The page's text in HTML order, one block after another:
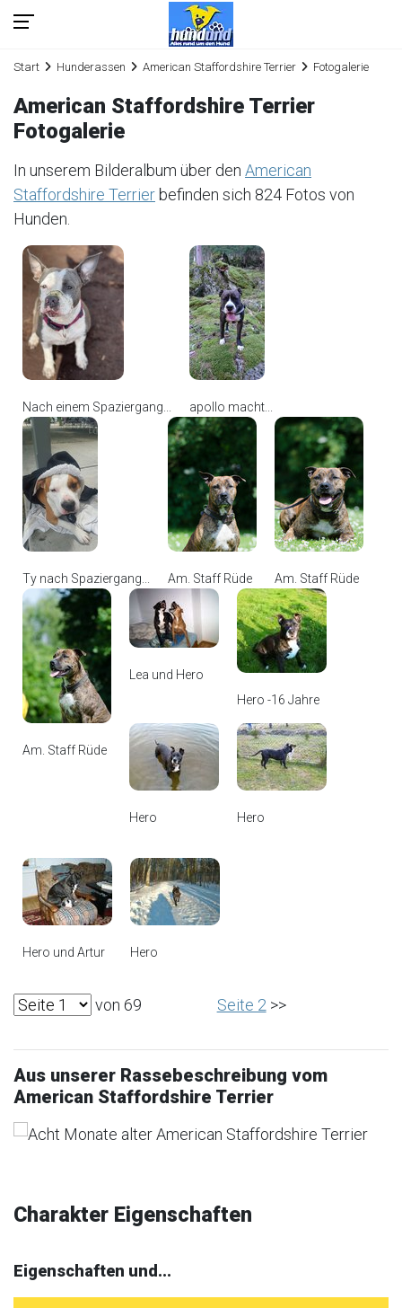
Start Hunderassen American Staffordshire Terrier Fotogalerie
American Staffordshire Terrier
Fotogalerie
In unserem Bilderalbum über den American
Staffordshire Terrier befinden sich 824 Fotos von
Hunden.
Nach einem Spaziergang... apollo macht...
Ty nach Spaziergang... Am. Staff Rüde Am. Staff Rüde
Am. Staff Rüde
Lea und Hero
Hero -16 Jahre
Hero Hero
Hero und Artur Hero
von 69 Seite 2 >>
Aus unserer Rassebeschreibung vom
American Staffordshire Terrier
Charakter Eigenschaften
Eigenschaften und...